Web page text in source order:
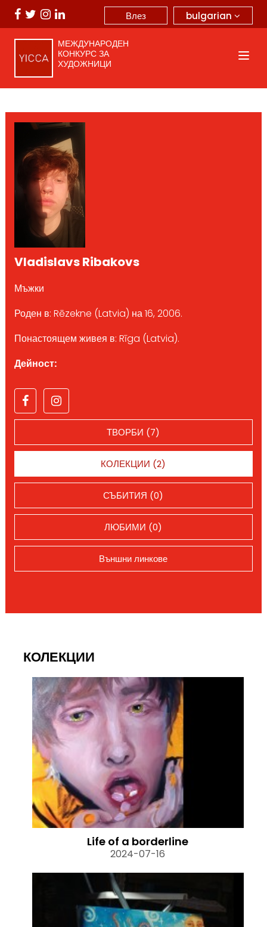
bulgarian
Влез
МЕЖДУНАРОДЕН
КОНКУРС ЗА
ХУДОЖНИЦИ
Vladislavs Ribakovs
Мъжки
Роден в: Rēzekne (Latvia) на 16, 2006.
Понастоящем живея в: Rīga (Latvia).
Дейност:
ТВОРБИ (7)
КОЛЕКЦИИ (2)
СЪБИТИЯ (0)
ЛЮБИМИ (0)
Външни линкове
КОЛЕКЦИИ
Life of a borderline
2024-07-16